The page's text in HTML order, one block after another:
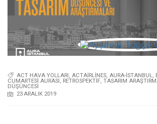
ACT HAVA YOLLARI, ACTAIRLINES, AURA-İSTANBUL,
CUMARTESI AURASI , RETROSPEKTIF, TASARIM
DÜŞÜNCESI
23 ARALIK 2019